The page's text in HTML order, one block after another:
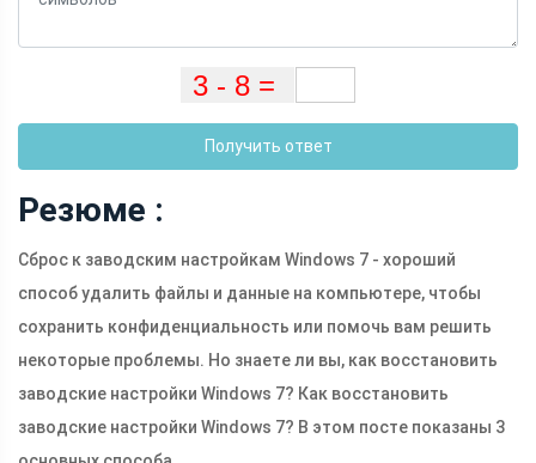
Получить ответ
Резюме :
Сброс к заводским настройкам Windows 7 - хороший
способ удалить файлы и данные на компьютере, чтобы
сохранить конфиденциальность или помочь вам решить
некоторые проблемы. Но знаете ли вы, как восстановить
заводские настройки Windows 7? Как восстановить
заводские настройки Windows 7? В этом посте показаны 3